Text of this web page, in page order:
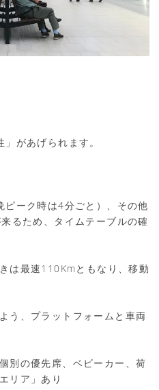
があげられます。
ピーク時は4分ごと）、その他
るため、タイムテーブルの確
は最速110Kmともなり、移動
う、プラットフォームと車両
別の優先席、ベビーカー、荷
リア」あり